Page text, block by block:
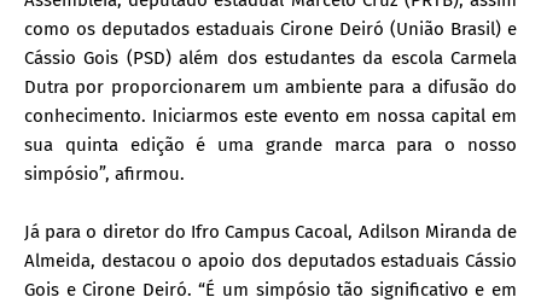
como os deputados estaduais Cirone Deiró (União Brasil) e
Cássio Gois (PSD) além dos estudantes da escola Carmela
Dutra por proporcionarem um ambiente para a difusão do
conhecimento. Iniciarmos este evento em nossa capital em
sua quinta edição é uma grande marca para o nosso
simpósio”, afirmou.
Já para o diretor do Ifro Campus Cacoal, Adilson Miranda de
Almeida, destacou o apoio dos deputados estaduais Cássio
Gois e Cirone Deiró. “É um simpósio tão significativo e em